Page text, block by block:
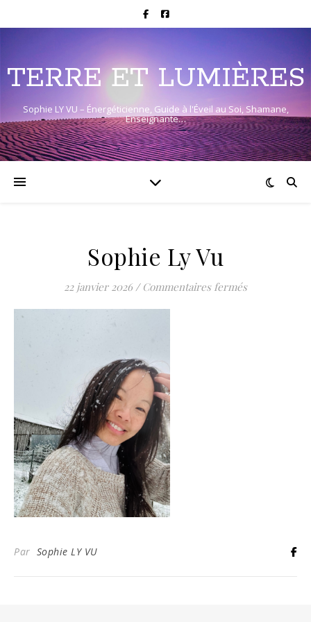
TERRE ET LUMIÈRES
Sophie LY VU – Énergéticienne, Guide à l'Éveil au Soi, Shamane,
Enseignante…
Sophie Ly Vu
22 janvier 2026 / Commentaires ferméssur Sophie
Par Sophie LY VU